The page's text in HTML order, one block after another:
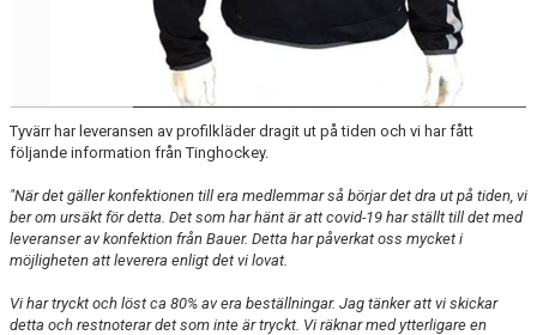
ALLMÄNHETENS ÅKNING
FÖRSÄKRING
Tyvärr har leveransen av profilkläder dragit ut på tiden och vi har fått
följande information från Tinghockey.
"När det gäller konfektionen till era medlemmar så börjar det dra ut på tiden, vi
ber om ursäkt för detta. Det som har hänt är att covid-19 har ställt till det med
leveranser av konfektion från Bauer. Detta har påverkat oss mycket i
möjligheten att leverera enligt det vi lovat.
Vi har tryckt och löst ca 80% av era beställningar. Jag tänker att vi skickar
detta och restnoterar det som inte är tryckt. Vi räknar med ytterligare en